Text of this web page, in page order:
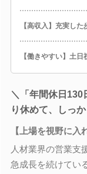
【高収入】充実し
【働きやすい】土
＼「年間休日130
り休めて、しっ
【上場を視野に入
人材業界の営業支
急成長を続けてい